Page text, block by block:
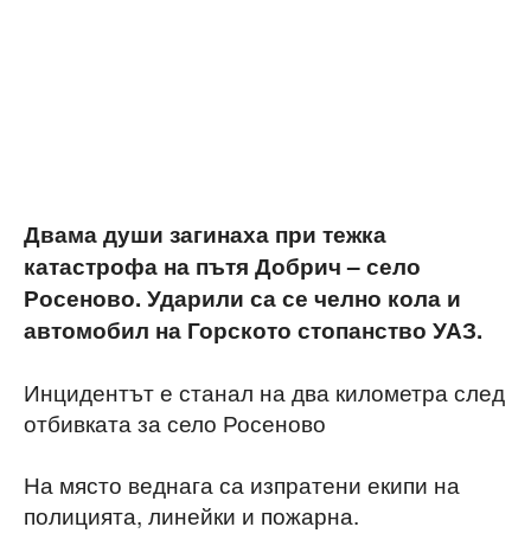
Двама души загинаха при тежка
катастрофа на пътя Добрич – село
Росеново. Ударили са се челно кола и
автомобил на Горското стопанство УАЗ.
Инцидентът е станал на два километра след
отбивката за село Росеново
На място веднага са изпратени екипи на
полицията, линейки и пожарна.